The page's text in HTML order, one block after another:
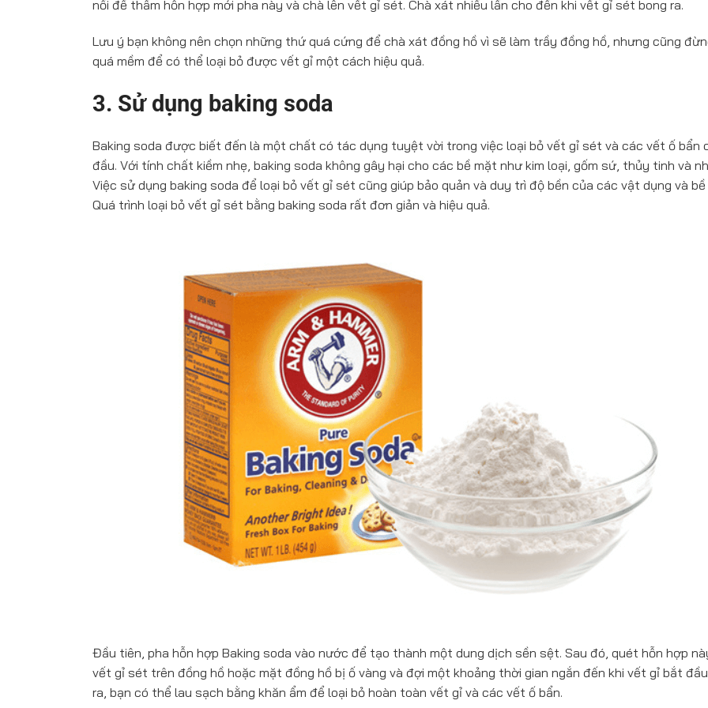
nồi để thấm hỗn hợp mới pha này và chà lên vết gỉ sét. Chà xát nhiều lần cho đến khi vết gỉ sét bong ra.
Lưu ý bạn không nên chọn những thứ quá cứng để chà xát đồng hồ vì sẽ làm trầy đồng hồ, nhưng cũng
quá mềm để có thể loại bỏ được vết gỉ một cách hiệu quả.
3. Sử dụng baking soda
Baking soda được biết đến là một chất có tác dụng tuyệt vời trong việc loại bỏ vết gỉ sét và các vết ố bẩn
đầu. Với tính chất kiềm nhẹ, baking soda không gây hại cho các bề mặt như kim loại, gốm sứ, thủy tinh và
Việc sử dụng baking soda để loại bỏ vết gỉ sét cũng giúp bảo quản và duy trì độ bền của các vật dụng và bề
Quá trình loại bỏ vết gỉ sét bằng baking soda rất đơn giản và hiệu quả.
Đầu tiên, pha hỗn hợp Baking soda vào nước để tạo thành một dung dịch sền sệt. Sau đó, quét hỗn hợp
vết gỉ sét trên đồng hồ hoặc mặt đồng hồ bị ố vàng và đợi một khoảng thời gian ngắn đến khi vết gỉ bắt
ra, bạn có thể lau sạch bằng khăn ẩm để loại bỏ hoàn toàn vết gỉ và các vết ố bẩn.